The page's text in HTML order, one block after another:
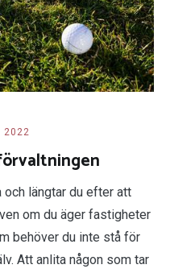
2022
längtar du efter att
om du äger fastigheter
behöver du inte stå för
Att anlita någon som tar